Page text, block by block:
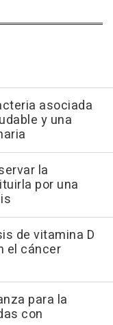
asociada
y una
la
por una
de vitamina D
el cáncer
para la
con